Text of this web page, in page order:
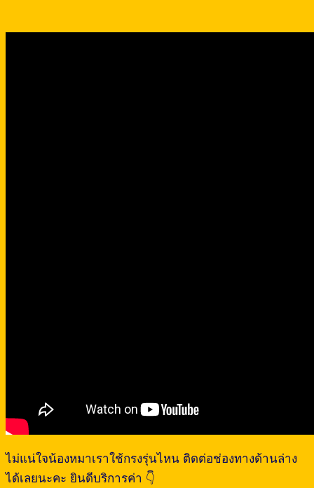
ไม่แน่ใจน้องหมาเราใช้กรงรุ่นไหน ติดต่อช่องทางด้านล่าง
ได้เลยนะคะ ยินดีบริการค่า 👇